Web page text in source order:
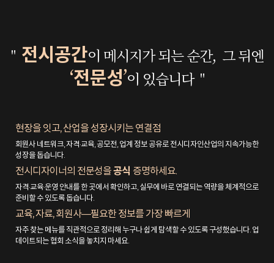
" 전시공간이 메시지가 되는 순간, 그 뒤엔
‘전문성’이 있습니다 "
현장을 잇고, 산업을 성장시키는 연결점
회원사 네트워크, 자격·교육, 공모전, 업계 정보 공유로 전시디자인산업의 지속가능한
성장을 돕습니다.
전시디자이너의 전문성을공식 증명하세요.
자격·교육·운영 안내를 한 곳에서 확인하고, 실무에 바로 연결되는 역량을 체계적으로
준비할 수 있도록 돕습니다.
교육, 자료, 회원사—필요한 정보를 가장 빠르게
자주 찾는 메뉴를 직관적으로 정리해 누구나 쉽게 탐색할 수 있도록 구성했습니다. 업
데이트되는 협회 소식을 놓치지 마세요.